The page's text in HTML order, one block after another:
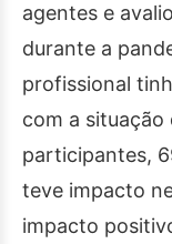
agentes e
durante a
profissional
com a
participantes,
teve impacto
impacto